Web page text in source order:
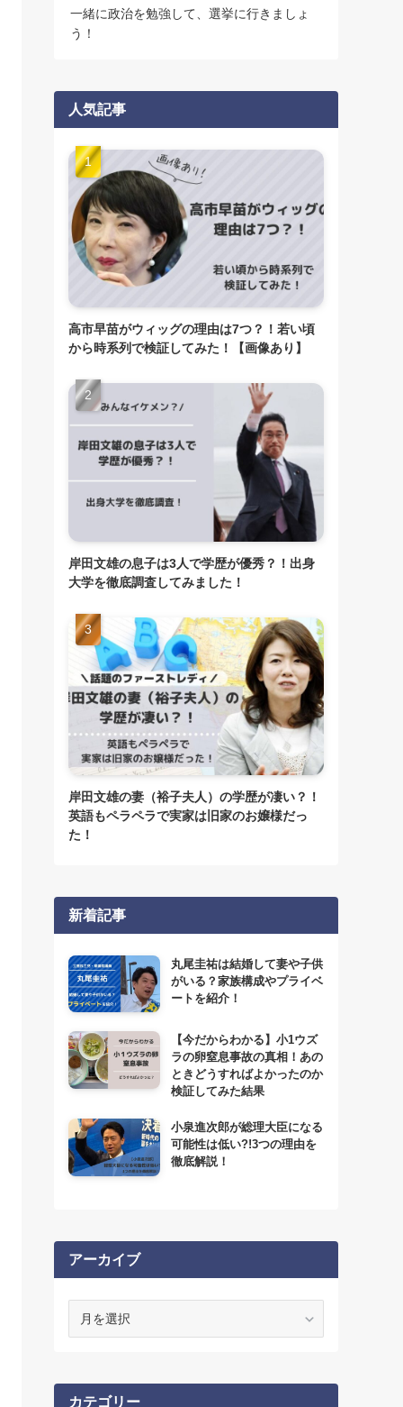
一緒に政治を勉強して、選挙に行きましょ
う！
人気記事
高市早苗がウィッグの理由は7つ？！若い頃
から時系列で検証してみた！【画像あり】
岸田文雄の息子は3人で学歴が優秀？！出身
大学を徹底調査してみました！
岸田文雄の妻（裕子夫人）の学歴が凄い？！
英語もペラペラで実家は旧家のお嬢様だっ
た！
新着記事
丸尾圭祐は結婚して妻や子供
がいる？家族構成やプライベ
ートを紹介！
【今だからわかる】小1ウズ
ラの卵窒息事故の真相！あの
ときどうすればよかったのか
検証してみた結果
小泉進次郎が総理大臣になる
可能性は低い?!3つの理由を
徹底解説！
アーカイブ
ブ
カテゴリー